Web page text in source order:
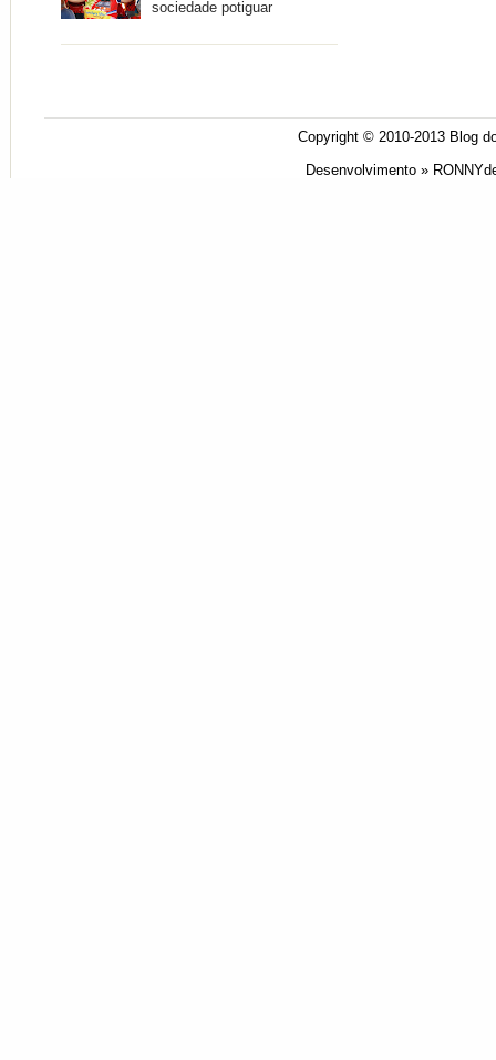
sociedade potiguar
Copyright © 2010-2013 Blog
Desenvolvimento »